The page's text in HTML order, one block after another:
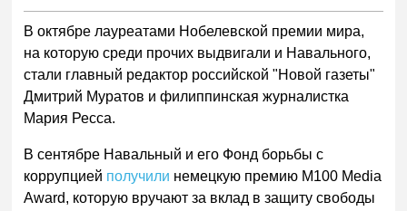
В октябре лауреатами Нобелевской премии мира,
на которую среди прочих выдвигали и Навального,
стали главный редактор российской "Новой газеты"
Дмитрий Муратов и филиппинская журналистка
Мария Ресса.
В сентябре Навальный и его Фонд борьбы с
коррупцией получили немецкую премию M100 Media
Award, которую вручают за вклад в защиту свободы